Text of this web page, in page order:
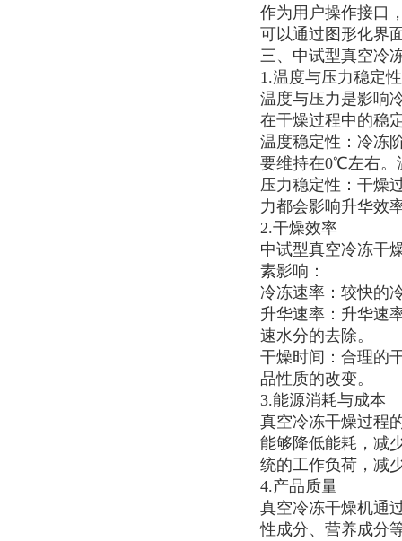
作为用户操作接口
可以通过图形化界
三、中试型真空冷
1.温度与压力稳定
温度与压力是影响
在干燥过程中的稳
温度稳定性：冷冻
要维持在0℃左右。
压力稳定性：干燥
力都会影响升华效
2.干燥效率
中试型真空冷冻干
素影响：
冷冻速率：较快的
升华速率：升华速
速水分的去除。
干燥时间：合理的
品性质的改变。
3.能源消耗与成本
真空冷冻干燥过程
能够降低能耗，减
统的工作负荷，减
4.产品质量
真空冷冻干燥机通
性成分、营养成分